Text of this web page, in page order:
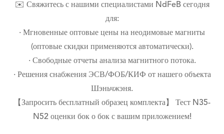
✉️ Свяжитесь с нашими специалистами NdFeB сегодня
для:
· Мгновенные оптовые цены на неодимовые магниты
(оптовые скидки применяются автоматически).
· Свободные отчеты анализа магнитного потока.
· Решения снабжения ЭСВ/ФОБ/КИФ от нашего объекта
Шэньчжэня.
【Запросить бесплатный образец комплекта】 Тест N35-
N52 оценки бок о бок с вашим приложением!